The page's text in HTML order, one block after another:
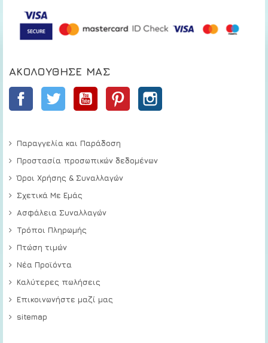
ΑΚΟΛΟΎΘΗΣΕ ΜΑΣ
Facebook Twitter YouTube Pinterest
Παραγγελία και Παράδοση
Προστασία προσωπικών δεδομένων
Όροι Χρήσης & Συναλλαγών
Σχετικά Με Εμάς
Ασφάλεια Συναλλαγών
Τρόποι Πληρωμής
Πτώση τιμών
Νέα Προϊόντα
Καλύτερες πωλήσεις
Επικοινωνήστε μαζί μας
sitemap